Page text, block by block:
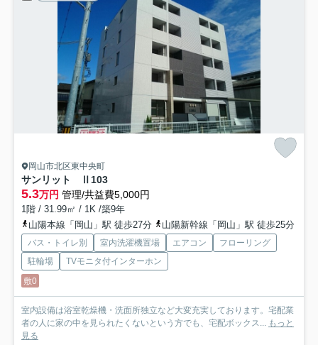
岡山市北区東中央町
サンリット Ⅱ 103
5.3万円 管理/共益費5,000円
1階 / 31.99㎡ / 1K /築9年
山陽本線「岡山」駅 徒歩27分
山陽新幹線「岡山」駅 徒歩25分
バス・トイレ別 室内洗濯機置場 エアコン
フローリング
駐輪場
TVモニタ付インターホン
敷0
室内設備は浴室乾燥機・洗面所独立など大変充実しております。宅配業
者の人に家の中を見られたくないという方でも、宅配ボックス... もっと
見る